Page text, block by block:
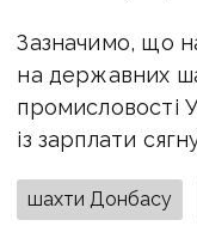
Зазначимо, що
на державних
промисловості
із зарплати
шахти Донбасу